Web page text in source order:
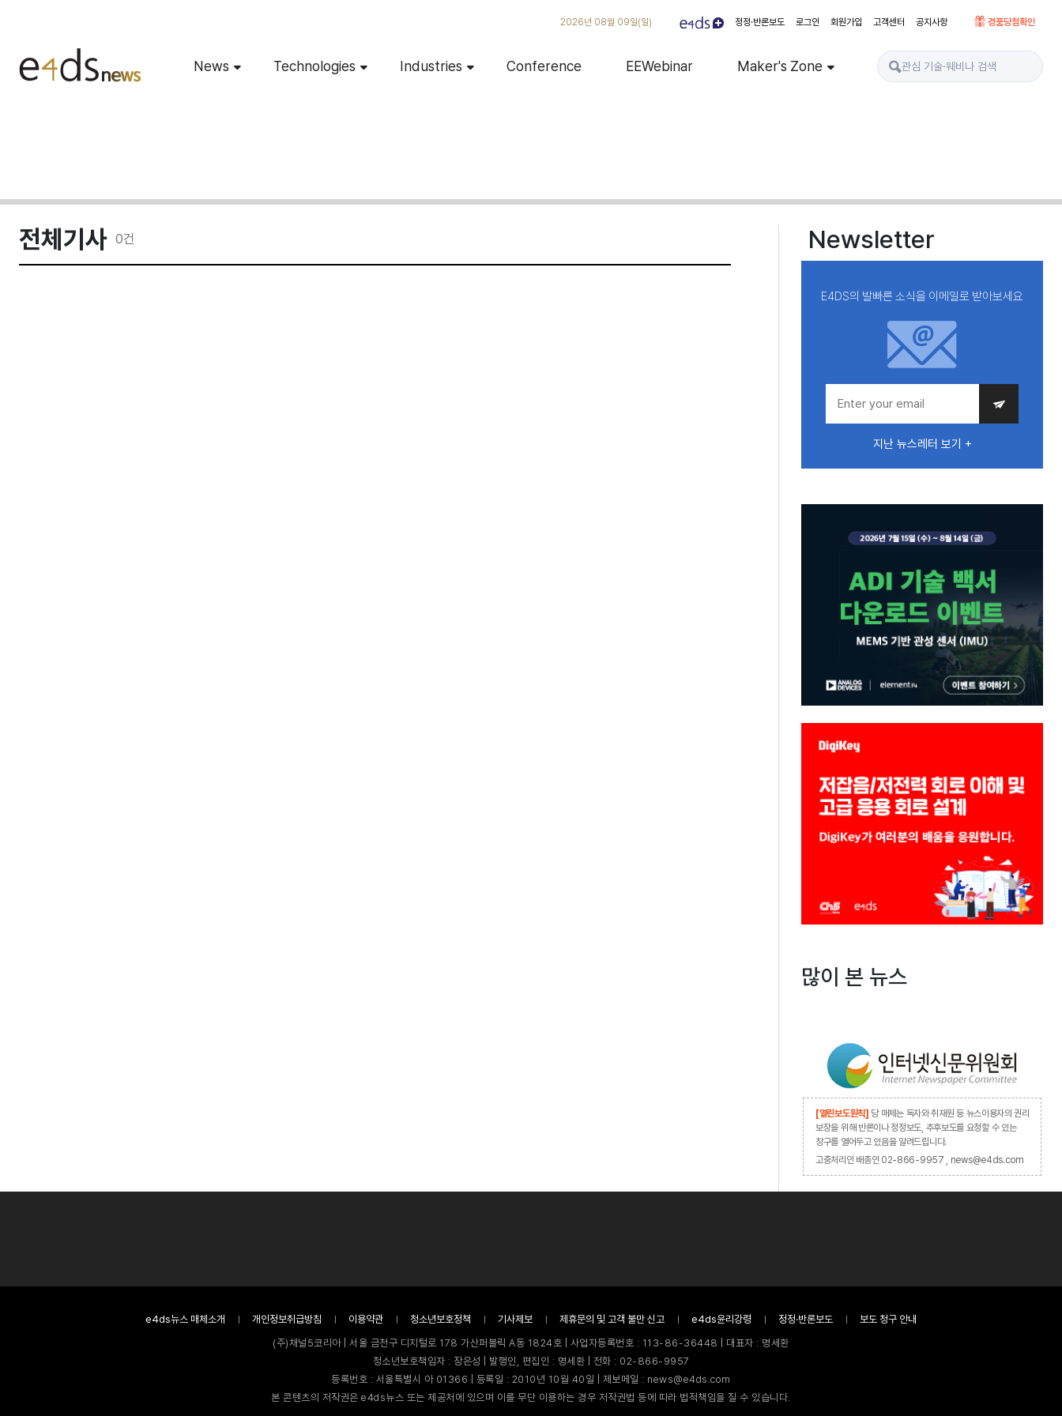
2026년 08월 09일(일) 정정·반론보도 로그인 회원가입 고객센터 공지사항 경품당첨확인
News Technologies Industries Conference EEWebinar Maker's Zone
전체기사 0건 Newsletter
E4DS의 발빠른 소식을 이메일로 받아보세요
지난 뉴스레터 보기 +
많이 본 뉴스
[열린보도원칙] 당 매체는 독자와 취재원 등 뉴스이용자의 권리
보장을 위해 반론이나 정정보도, 추후보도를 요청할 수 있는
창구를 열어두고 있음을 알려드립니다.
고충처리인 배종인 02-866-9957 , news@e4ds.com
e4ds뉴스 매체소개 개인정보취급방침 이용약관 청소년보호정책 기사제보 제휴문의 및 고객 불만 신고 e4ds윤리강령 정정·반론보도
보도 청구 안내
(주)채널5코리아 | 서울 금천구 디지털로 178 가산퍼블릭 A동 1824호 | 사업자등록번호 : 113-86-36448 | 대표자 : 명세환
청소년보호책임자 : 장은성 | 발행인, 편집인 : 명세환 | 전화 : 02-866-9957
등록번호 : 서울특별시 아 01366 | 등록일 : 2010년 10월 40일 | 제보메일 : news@e4ds.com
본 콘텐츠의 저작권은 e4ds뉴스 또는 제공처에 있으며 이를 무단 이용하는 경우 저작권법 등에 따라 법적책임을 질 수 있습니다.